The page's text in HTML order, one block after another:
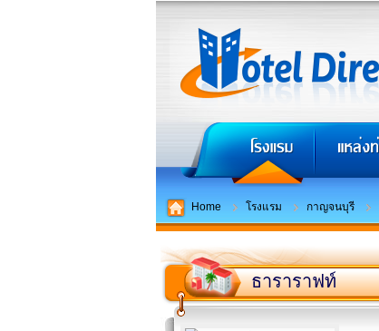
Home โรงแรม กาญจนบุรี
ธาราราฟท์